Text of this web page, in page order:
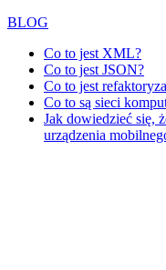
BLOG
Co to jest XML?
Co to jest JSON?
Co to jest
Co to są sieci
Jak dowiedzieć się,
urządzenia